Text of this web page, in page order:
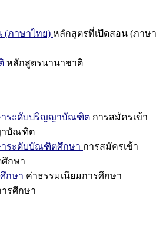
(ภาษาไทย) หลักสูตรที่เปิดสอน (ภาษา
หลักสูตรนานาชาติ
าระดับปริญญาบัณฑิต การสมัครเข้า
าบัณฑิต
าระดับบัณฑิตศึกษา การสมัครเข้า
กษา
กษา ค่าธรรมเนียมการศึกษา
รศึกษา